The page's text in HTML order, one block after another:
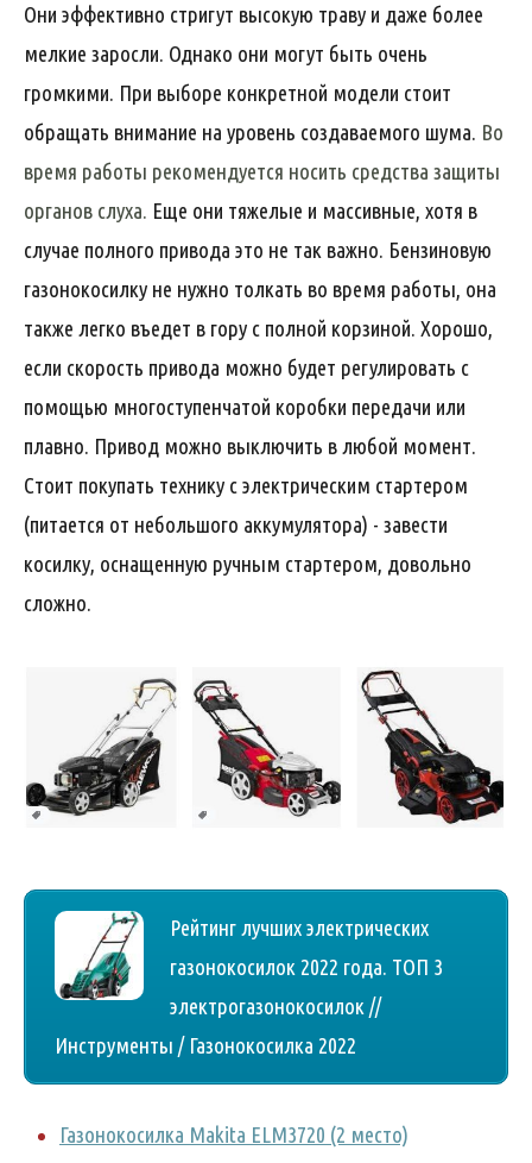
Они эффективно стригут высокую траву и даже более
мелкие заросли. Однако они могут быть очень
громкими. При выборе конкретной модели стоит
обращать внимание на уровень создаваемого шума. Во
время работы рекомендуется носить средства защиты
органов слуха. Еще они тяжелые и массивные, хотя в
случае полного привода это не так важно. Бензиновую
газонокосилку не нужно толкать во время работы, она
также легко въедет в гору с полной корзиной. Хорошо,
если скорость привода можно будет регулировать с
помощью многоступенчатой коробки ​​передачи или
плавно. Привод можно выключить в любой момент.
Стоит покупать технику с электрическим стартером
(питается от небольшого аккумулятора) - завести
косилку, оснащенную ручным стартером, довольно
сложно.
Рейтинг лучших электрических
газонокосилок 2022 года. ТОП 3
электрогазонокосилок //
Инструменты / Газонокосилка 2022
Газонокосилка Makita ELM3720 (2 место)